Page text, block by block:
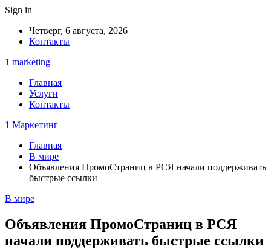
Sign in
Четверг, 6 августа, 2026
Контакты
1 marketing
Главная
Услуги
Контакты
1 Маркетинг
Главная
В мире
Объявления ПромоСтраниц в РСЯ начали поддерживать
быстрые ссылки
В мире
Объявления ПромоСтраниц в РСЯ
начали поддерживать быстрые ссылки